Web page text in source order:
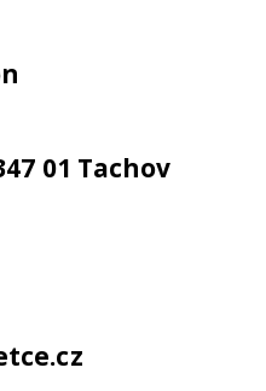
01 Tachov